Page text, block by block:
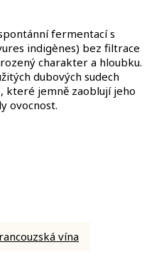
fermentací s
indigènes) bez filtrace
charakter a hloubku.
dubových sudech
které jemně zaoblují jeho
ovocnost.
vína